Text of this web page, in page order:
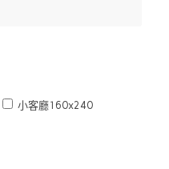
小客廳160x240